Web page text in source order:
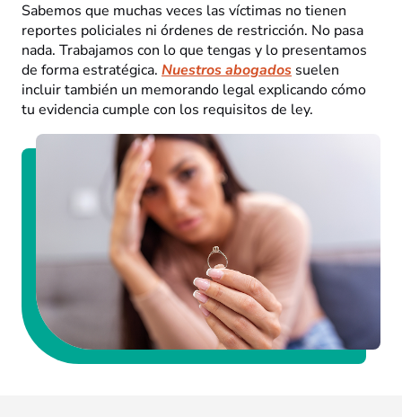
Sabemos que muchas veces las víctimas no tienen
reportes policiales ni órdenes de restricción. No pasa
nada. Trabajamos con lo que tengas y lo presentamos
de forma estratégica. Nuestros abogados suelen
incluir también un memorando legal explicando cómo
tu evidencia cumple con los requisitos de ley.